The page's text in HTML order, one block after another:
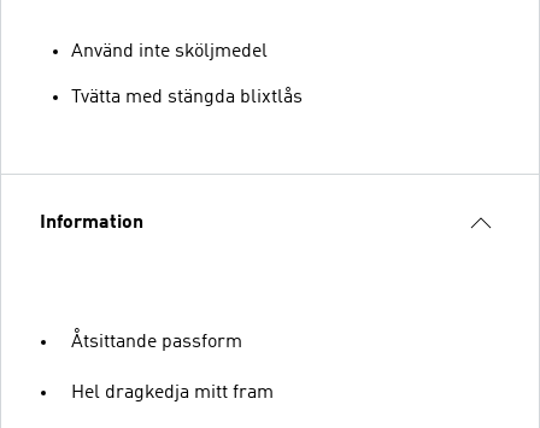
Använd inte sköljmedel
Tvätta med stängda blixtlås
Information
Åtsittande passform
Hel dragkedja mitt fram